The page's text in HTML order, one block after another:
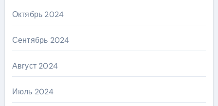
Октябрь 2024
Сентябрь 2024
Август 2024
Июль 2024